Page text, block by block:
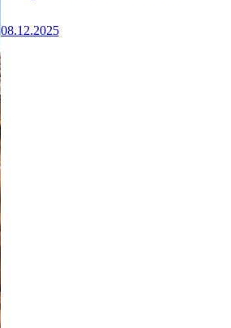
08.12.2025